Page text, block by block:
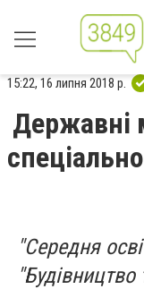
15:22, 16 липня 2018 р.
Державні
"Середня
"Будівництво